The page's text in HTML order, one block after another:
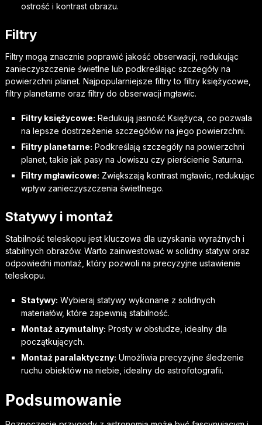
ostrość i kontrast obrazu.
Filtry
Filtry mogą znacznie poprawić jakość obserwacji, redukując
zanieczyszczenie świetlne lub podkreślając szczegóły na
powierzchni planet. Najpopularniejsze filtry to filtry księżycowe,
filtry planetarne oraz filtry do obserwacji mgławic.
Filtry księżycowe: Redukują jasność Księżyca, co pozwala
na lepsze dostrzeżenie szczegółów na jego powierzchni.
Filtry planetarne: Podkreślają szczegóły na powierzchni
planet, takie jak pasy na Jowiszu czy pierścienie Saturna.
Filtry mgławicowe: Zwiększają kontrast mgławic, redukując
wpływ zanieczyszczenia świetlnego.
Statywy i montaż
Stabilność teleskopu jest kluczowa dla uzyskania wyraźnych i
stabilnych obrazów. Warto zainwestować w solidny statyw oraz
odpowiedni montaż, który pozwoli na precyzyjne ustawienie
teleskopu.
Statywy: Wybieraj statywy wykonane z solidnych
materiałów, które zapewnią stabilność.
Montaż azymutalny: Prosty w obsłudze, idealny dla
początkujących.
Montaż paralaktyczny: Umożliwia precyzyjne śledzenie
ruchu obiektów na niebie, idealny do astrofotografii.
Podsumowanie